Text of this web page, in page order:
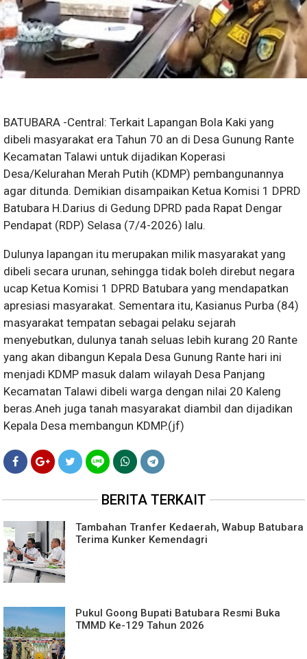
BATUBARA -Central: Terkait Lapangan Bola Kaki yang
dibeli masyarakat era Tahun 70 an di Desa Gunung Rante
Kecamatan Talawi untuk dijadikan Koperasi
Desa/Kelurahan Merah Putih (KDMP) pembangunannya
agar ditunda. Demikian disampaikan Ketua Komisi 1 DPRD
Batubara H.Darius di Gedung DPRD pada Rapat Dengar
Pendapat (RDP) Selasa (7/4-2026) lalu.
Dulunya lapangan itu merupakan milik masyarakat yang
dibeli secara urunan, sehingga tidak boleh direbut negara
ucap Ketua Komisi 1 DPRD Batubara yang mendapatkan
apresiasi masyarakat. Sementara itu, Kasianus Purba (84)
masyarakat tempatan sebagai pelaku sejarah
menyebutkan, dulunya tanah seluas lebih kurang 20 Rante
yang akan dibangun Kepala Desa Gunung Rante hari ini
menjadi KDMP masuk dalam wilayah Desa Panjang
Kecamatan Talawi dibeli warga dengan nilai 20 Kaleng
beras.Aneh juga tanah masyarakat diambil dan dijadikan
Kepala Desa membangun KDMP.(jf)
BERITA TERKAIT
Tambahan Tranfer Kedaerah, Wabup Batubara
Terima Kunker Kemendagri
Pukul Goong Bupati Batubara Resmi Buka
TMMD Ke-129 Tahun 2026